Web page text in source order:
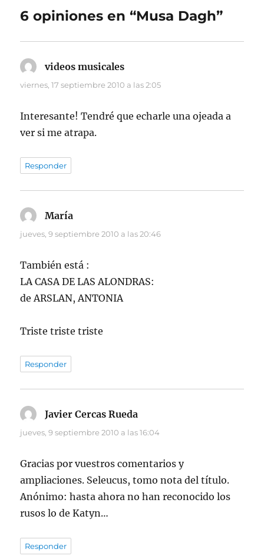
6 opiniones en “Musa Dagh”
videos musicales
viernes, 17 septiembre 2010 a las 2:05
Interesante! Tendré que echarle una ojeada a
ver si me atrapa.
Responder
María
jueves, 9 septiembre 2010 a las 20:46
También está :
LA CASA DE LAS ALONDRAS:
de ARSLAN, ANTONIA
Triste triste triste
Responder
Javier Cercas Rueda
jueves, 9 septiembre 2010 a las 16:04
Gracias por vuestros comentarios y
ampliaciones. Seleucus, tomo nota del título.
Anónimo: hasta ahora no han reconocido los
rusos lo de Katyn…
Responder